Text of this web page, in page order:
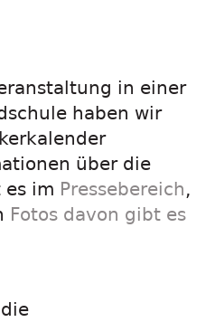
in einer
haben wir
über die
im Pressebereich,
Fotos davon gibt es